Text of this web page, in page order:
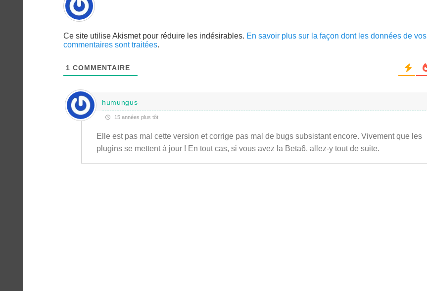
Ce site utilise Akismet pour réduire les indésirables. En savoir plus sur la façon dont les données de vos
commentaires sont traitées.
1 COMMENTAIRE
humungus
15 années plus tôt
Elle est pas mal cette version et corrige pas mal de bugs subsistant encore. Vivement que les
plugins se mettent à jour ! En tout cas, si vous avez la Beta6, allez-y tout de suite.